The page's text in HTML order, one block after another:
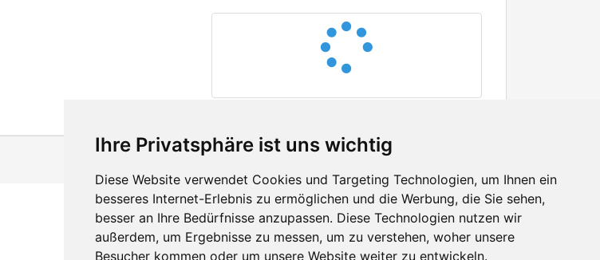
Ihre Privatsphäre ist uns wichtig
Diese Website verwendet Cookies und Targeting Technologien, um Ihnen ein
besseres Internet-Erlebnis zu ermöglichen und die Werbung, die Sie sehen,
besser an Ihre Bedürfnisse anzupassen. Diese Technologien nutzen wir
außerdem, um Ergebnisse zu messen, um zu verstehen, woher unsere
Besucher kommen oder um unsere Website weiter zu entwickeln.
Kontakt
Feedback
Fehler melden
Facebook
Twitter
YouTube